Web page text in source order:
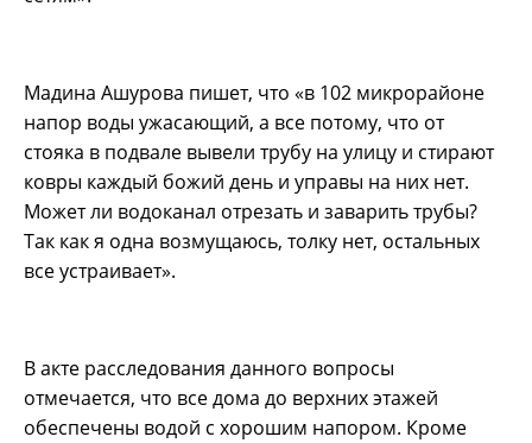
Мадина Ашурова пишет, что «в 102 микрорайоне
напор воды ужасающий, а все потому, что от
стояка в подвале вывели трубу на улицу и стирают
ковры каждый божий день и управы на них нет.
Может ли водоканал отрезать и заварить трубы?
Так как я одна возмущаюсь, толку нет, остальных
все устраивает».
В акте расследования данного вопросы
отмечается, что все дома до верхних этажей
обеспечены водой с хорошим напором. Кроме